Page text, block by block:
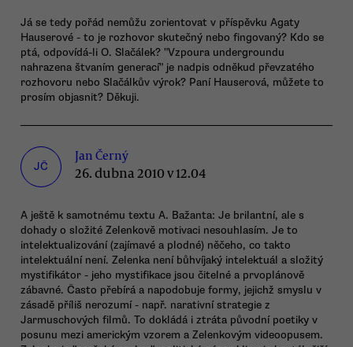
Já se tedy pořád nemůžu zorientovat v příspěvku Agaty
Hauserové - to je rozhovor skutečný nebo fingovaný? Kdo se
ptá, odpovídá-li O. Slačálek? "Vzpoura undergroundu
nahrazena štvaním generací" je nadpis odněkud převzatého
rozhovoru nebo Slačálkův výrok? Paní Hauserová, můžete to
prosím objasnit? Děkuji.
JČ
Jan Černý
26. dubna 2010 v 12.04
A ještě k samotnému textu A. Bažanta: Je brilantní, ale s
dohady o složité Zelenkově motivaci nesouhlasím. Je to
intelektualizování (zajímavé a plodné) něčeho, co takto
intelektuální není. Zelenka není bůhvíjaký intelektuál a složitý
mystifikátor - jeho mystifikace jsou čitelné a prvoplánově
zábavné. Často přebírá a napodobuje formy, jejichž smyslu v
zásadě příliš nerozumí - např. narativní strategie z
Jarmuschových filmů. To dokládá i ztráta původní poetiky v
posunu mezi americkým vzorem a Zelenkovým videoopusem.